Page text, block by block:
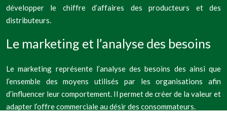
développer le chiffre d’affaires des producteurs et des
distributeurs.
Le marketing et l’analyse des besoins
Le marketing représente l’analyse des besoins des ainsi que
l’ensemble des moyens utilisés par les organisations afin
d’influencer leur comportement. Il permet de créer de la valeur et
adapter l’offre commerciale au désir des consommateurs.